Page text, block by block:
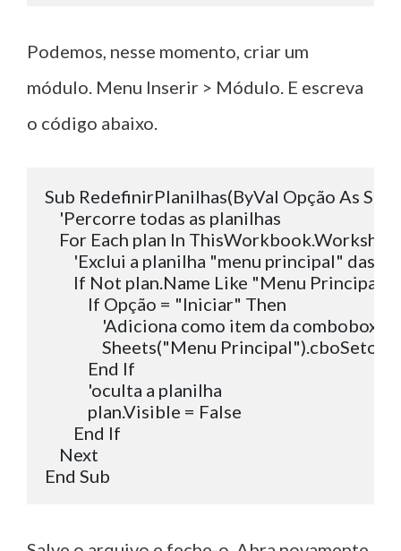
Podemos, nesse momento, criar um
módulo. Menu Inserir > Módulo. E escreva
o código abaixo.
Sub RedefinirPlanilhas(ByVal Opção As
    'Percorre todas as planilhas
For Each plan In
'Exclui a planilha "menu principal" das
If Not plan.Name Like "Menu
            If Opção = "Iniciar" Then
                'Adiciona como item da combobox
Sheets("Menu
            End If
            'oculta a planilha
            plan.Visible = False
        End If
    Next